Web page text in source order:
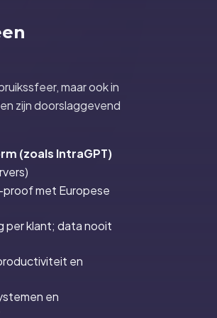
maar ook in
zijn doorslaggevend
(zoals IntraGPT)
proof met Europese
per klant; data nooit
en
en